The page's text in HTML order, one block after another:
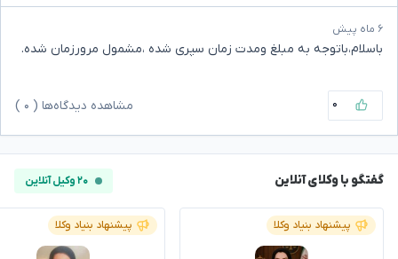
۶ ماه پیش
باسلام،باتوجه به مبلغ ومدت زمان سپری شده ،مشمول مرورزمان شده.
۰ مشاهده دیدگاه‌ها ( ۰
گفتگو با وکلای آنلاین ۲۰ وکیل آنلاین
پیشنهاد بنیاد وکلا پیشنهاد بنیاد وکلا